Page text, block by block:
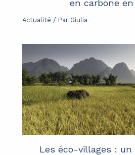
en carbone en
Actualité / Par Giulia
Les éco-villages : un